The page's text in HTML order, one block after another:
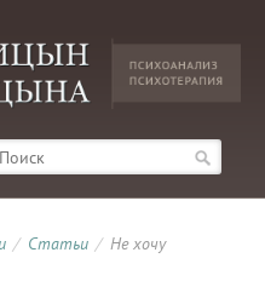
/ Статьи / Не хочу